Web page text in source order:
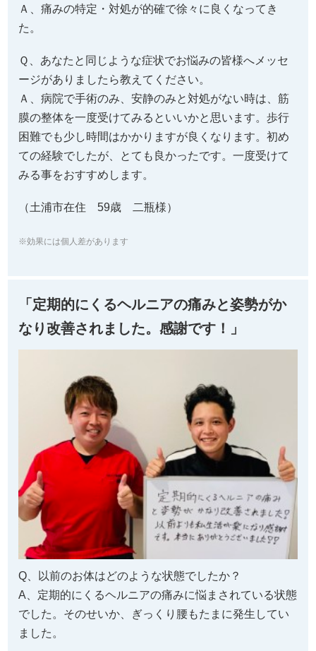
Ａ、痛みの特定・対処が的確で徐々に良くなってき
た。
Ｑ、あなたと同じような症状でお悩みの皆様へメッセ
ージがありましたら教えてください。
Ａ、病院で手術のみ、安静のみと対処がない時は、筋
膜の整体を一度受けてみるといいかと思います。歩行
困難でも少し時間はかかりますが良くなります。初め
ての経験でしたが、とても良かったです。一度受けて
みる事をおすすめします。
（土浦市在住 59歳 二瓶様）
※効果には個人差があります
「定期的にくるヘルニアの痛みと姿勢がか
なり改善されました。感謝です！」
Q、以前のお体はどのような状態でしたか？
A、定期的にくるヘルニアの痛みに悩まされている状態
でした。そのせいか、ぎっくり腰もたまに発生してい
ました。